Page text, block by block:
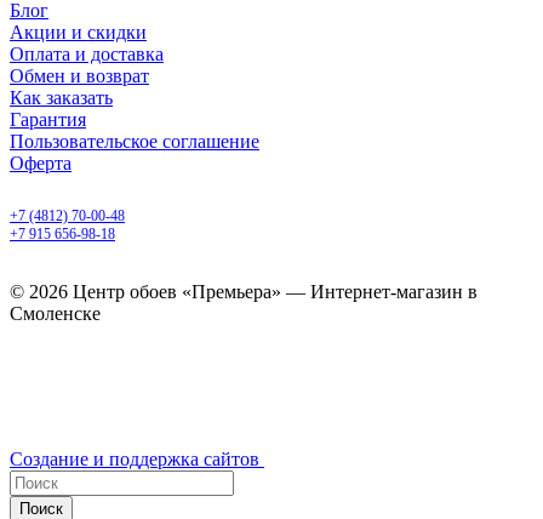
Блог
Акции и скидки
Оплата и доставка
Обмен и возврат
Как заказать
Гарантия
Пользовательское соглашение
Оферта
+7 (4812) 70-00-48
+7 915 656-98-18
© 2026 Центр обоев «Премьера» — Интернет-магазин в
Смоленске
Создание и поддержка сайтов
Поиск